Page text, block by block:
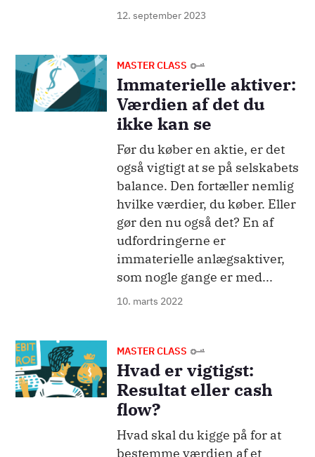
12. september 2023
Billede MASTER CLASS
Immaterielle aktiver:
Værdien af det du
ikke kan se
Før du køber en aktie, er det
også vigtigt at se på selskabets
balance. Den fortæller nemlig
hvilke værdier, du køber. Eller
gør den nu også det? En af
udfordringerne er
immaterielle anlægsaktiver,
som nogle gange er med...
10. marts 2022
Billede MASTER CLASS
Hvad er vigtigst:
Resultat eller cash
flow?
Hvad skal du kigge på for at
bestemme værdien af et